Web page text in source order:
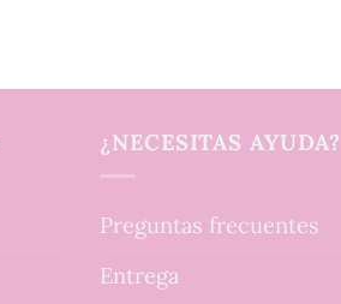
¿NECESITAS AYUDA?
Preguntas frecuentes
Entrega